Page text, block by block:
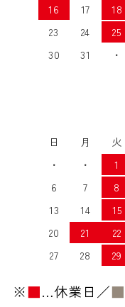
16
17 18
23
24 25
30
31 ・
日 月 火
・
・ 1
6
7 8
13
14 15
20
21 22
27
28 29
※■…休業日／■